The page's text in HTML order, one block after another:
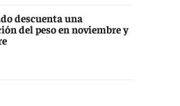
descuenta una
del peso en noviembre y